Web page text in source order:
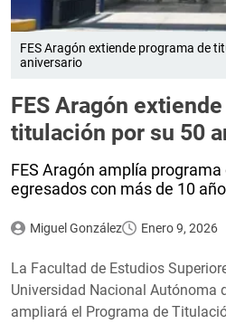
FES Aragón extiende programa de
aniversario
FES Aragón
titulación por su 50
FES Aragón amplía
egresados con más de 10
Miguel González Enero 9, 2026
La Facultad de Estudios
Universidad Nacional Autónoma
ampliará el Programa de